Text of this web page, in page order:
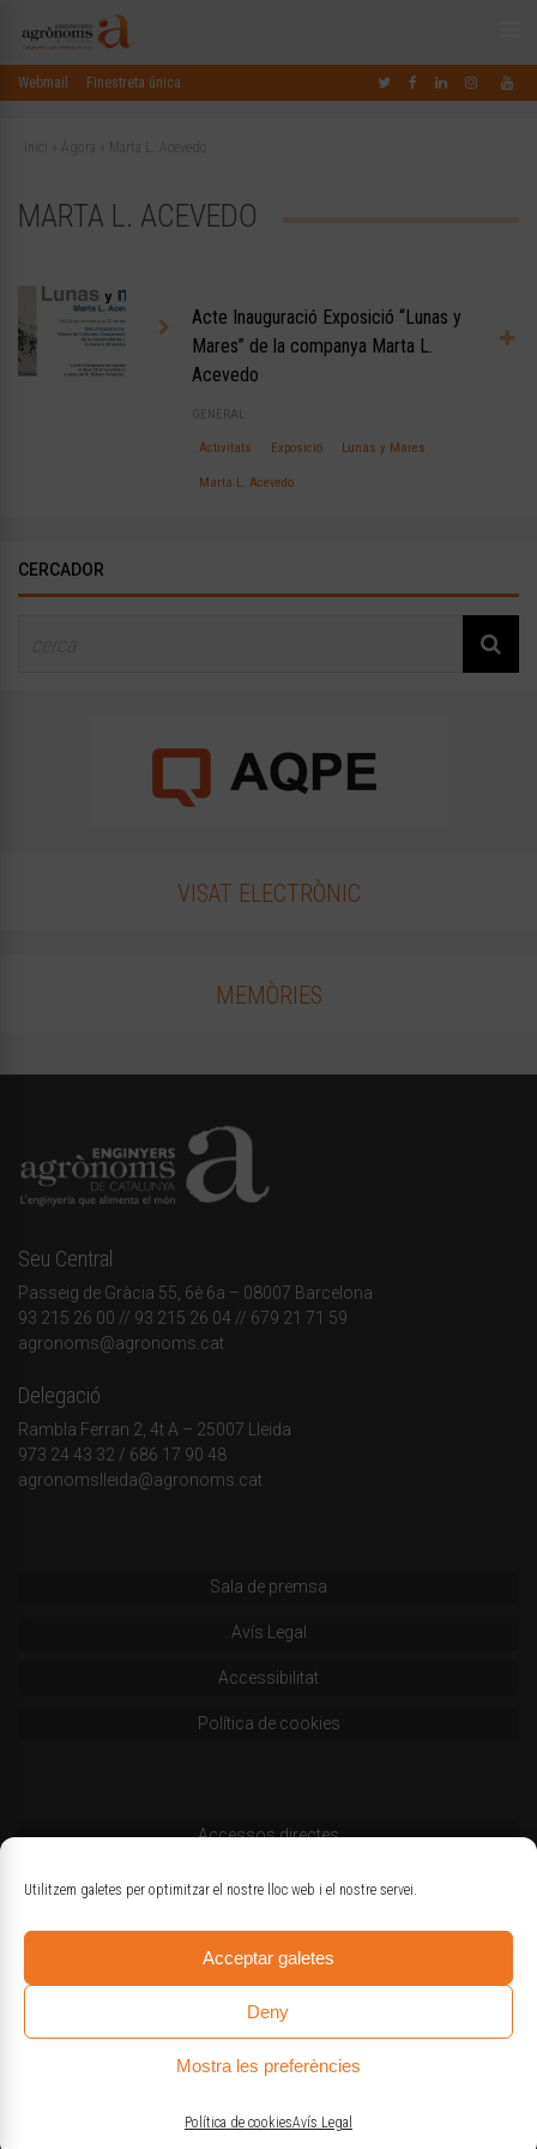
Utilitzem galetes per optimitzar el nostre lloc web i el nostre servei.
Acceptar galetes
Deny
Mostra les preferències
Política de cookiesAvís Legal
Webmail Finestreta única
Inici Àgora Marta L. Acevedo
MARTA L. ACEVEDO
Acte Inauguració Exposició “Lunas y
Mares” de la companya Marta L.
Acevedo
GENERAL
Activitats Exposició Lunas y Mares
Marta L. Acevedo
CERCADOR
VISAT ELECTRÒNIC
MEMÒRIES
Seu Central
Passeig de Gràcia 55, 6è 6a – 08007 Barcelona
93 215 26 00 // 93 215 26 04 // 679 21 71 59
agronoms@agronoms.cat
Delegació
Rambla Ferran 2, 4t A – 25007 Lleida
973 24 43 32 / 686 17 90 48
agronomslleida@agronoms.cat
Sala de premsa
Avís Legal
Accessibilitat
Política de cookies
Accessos directes
Codi deontològic
Logotips oficials
© Col·legi d'Enginyers Agrònoms de Catalunya